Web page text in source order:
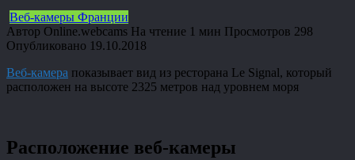
Веб-камеры Франции
Автор Online.webcams На чтение 1 мин Просмотров 298
Опубликовано 19.10.2018
Веб-камера показывает вид из ресторана Le Signal, который
расположен на высоте 2325 метров над уровнем моря
Расположение веб-камеры